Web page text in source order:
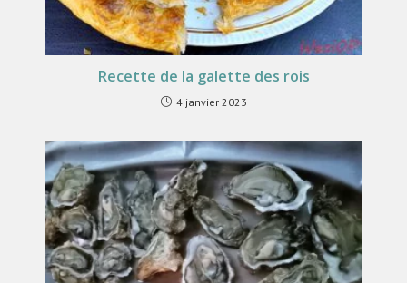
Recette de la galette des rois
4 janvier 2023